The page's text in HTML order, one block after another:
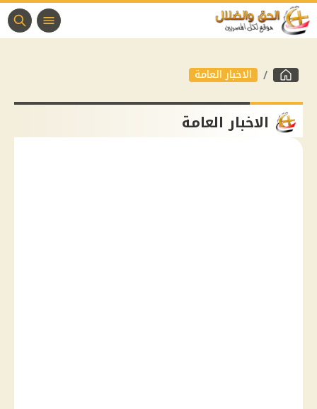
الاخبار العامة
الاخبار العامة